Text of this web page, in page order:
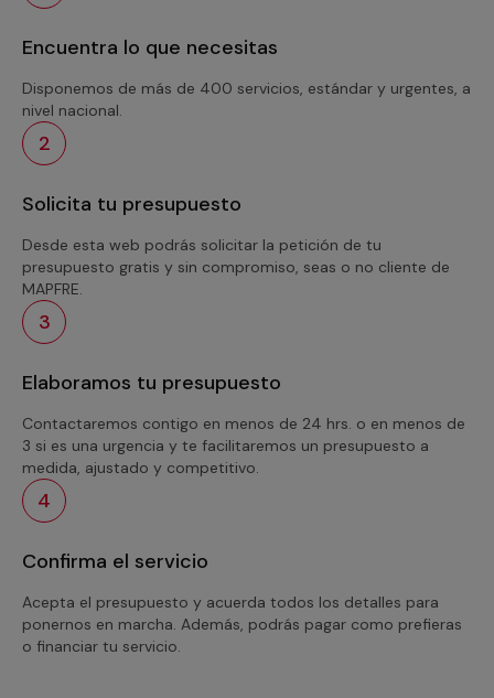
Encuentra lo que necesitas
Disponemos de más de 400 servicios, estándar y urgentes, a
nivel nacional.
2
Solicita tu presupuesto
Desde esta web podrás solicitar la petición de tu
presupuesto gratis y sin compromiso, seas o no cliente de
MAPFRE.
3
Elaboramos tu presupuesto
Contactaremos contigo en menos de 24 hrs. o en menos de
3 si es una urgencia y te facilitaremos un presupuesto a
medida, ajustado y competitivo.
4
Confirma el servicio
Acepta el presupuesto y acuerda todos los detalles para
ponernos en marcha. Además, podrás pagar como prefieras
o financiar tu servicio.